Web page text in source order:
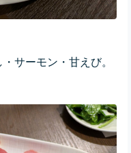
サーモン・甘えび。